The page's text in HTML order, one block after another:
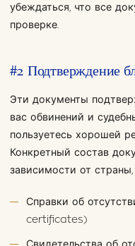
убеждаться, что все
проверке.
#2 Подтверждение
Эти документы
вас обвинений и
пользуетесь хорошей
Конкретный состав
зависимости от
Справки об
certificates)